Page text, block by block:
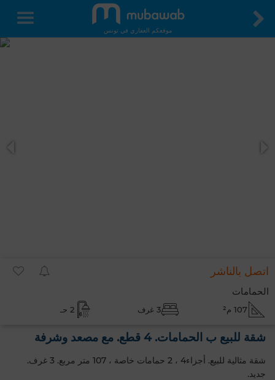
موقعكم العقاري في تونس
اتصل بالناشر
الحمامات
107 م² 3 غرف 2 حـ
شقة للبيع ب الحمامات. 4 قطع. مع مصعد وشرفة
شقة مثالية للبيع. أجزاء4 ، 2 حمامات خاصة ، 107 متر مربع. 3 غرف.
جديد.